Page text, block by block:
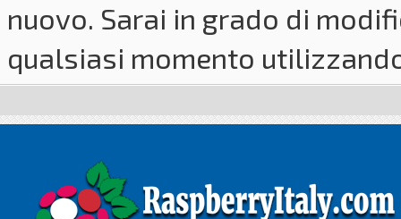
nuovo. Sarai in grado di
qualsiasi momento